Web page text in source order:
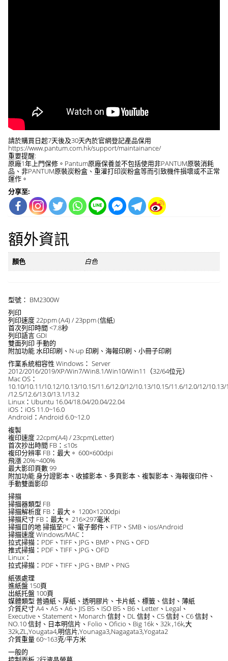
請於購買日起7天後及30天內於官網登記產品保用
https://www.pantum.com.hk/support/maintainance/
重要提醒:
原廠1年上門保修。Pantum原廠保養並不包括使用非PANTUM原裝消耗
品、非PANTUM原裝炭粉盒、重灌打印炭粉盒等而引致機件損壞或不正常
運作。
分享至:
額外資訊
顏色 白色
型號： BM2300W
列印
列印速度 22ppm (A4) / 23ppm (信紙)
首次列印時間 <7.8秒
列印語言 GDI
雙面列印 手動的
附加功能 水印印刷、N-up 印刷、海報印刷、小冊子印刷
作業系統相容性 Windows： Server
2012/2016/2019/XP/Win7/Win8.1/Win10/Win11（32/64位元）
Mac OS：
10.10/10.11/10.12/10.13/10.15/11.6/12.0/12/10.13/10.15/11.6/12.0/12/
/12.5/12.6/13.0/13.1/13.2
Linux：Ubuntu 16.04/18.04/20.04/22.04
iOS：iOS 11.0~16.0
Android：Android 6.0~12.0
複製
複印速度 22cpm(A4) / 23cpm(Letter)
首次抄出時間 FB：≤10s
複印分辨率 FB：最大。 600×600dpi
飛漲 20%~400%
最大影印頁數 99
附加功能 身分證影本、收據影本、多頁影本、複製影本、海報復印件、
手動雙面影印
掃描
掃描器類型 FB
掃描解析度 FB：最大。 1200×1200dpi
掃描尺寸 FB：最大。 216×297毫米
掃描目的地 掃描至PC、電子郵件、FTP、SMB、ios/Android
掃描速度 Windows/MAC：
拉式掃描：PDF、TIFF、JPG、BMP、PNG、OFD
推式掃描：PDF、TIFF、JPG、OFD
Linux：
拉式掃描：PDF、TIFF、JPG、BMP、PNG
紙張處理
進紙盤 150頁
出紙托盤 100頁
媒體類型 普通紙、厚紙、透明膠片、卡片紙、標籤、信封、薄紙
介質尺寸 A4、A5、A6、JIS B5、ISO B5、B6、Letter、Legal、
Executive、Statement、Monarch 信封、DL 信封、C5 信封、C6 信封、
NO.10 信封、日本明信片、Folio、Oficio、Big 16k、32k ,16k,大
32k,ZL,Yougata4,明信片,Younaga3,Nagagata3,Yogata2
介質重量 60~163克/平方米
一般的